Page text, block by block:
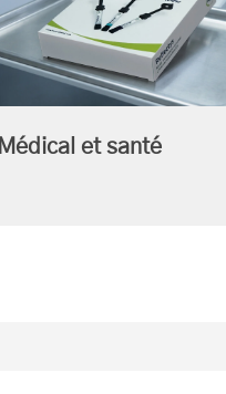
Médical et santé